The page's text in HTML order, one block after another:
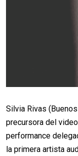
Silvia Rivas
precursora del
performance
la primera artista